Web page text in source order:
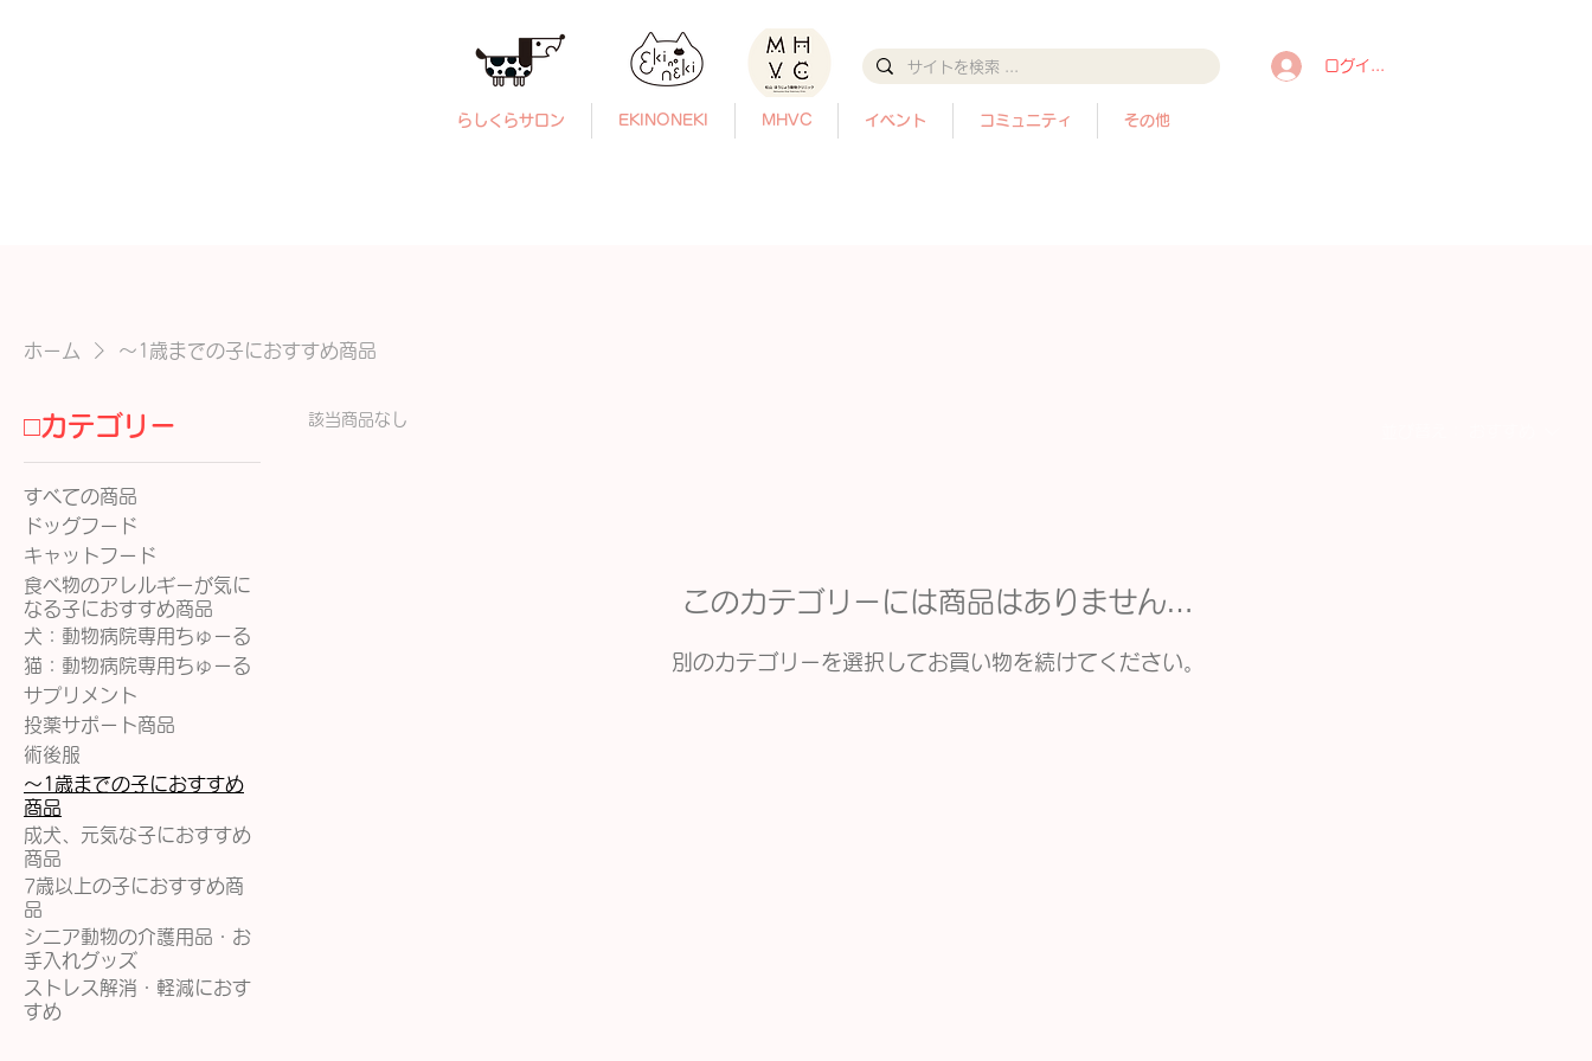
ログイン/登録
らしくらサロン EKINONEKI MHVC イベント コミュニティ その他
ホーム 〜1歳までの子におすすめ商品
□カテゴリー
すべての商品
ドッグフード
キャットフード
食べ物のアレルギーが気に
なる子におすすめ商品
犬：動物病院専用ちゅーる
猫：動物病院専用ちゅーる
サプリメント
投薬サポート商品
術後服
〜1歳までの子におすすめ
商品
成犬、元気な子におすすめ
商品
7歳以上の子におすすめ商
品
シニア動物の介護用品・お
手入れグッズ
ストレス解消・軽減におす
すめ
該当商品なし
このカテゴリーには商品はありません…
別のカテゴリーを選択してお買い物を続けてください。